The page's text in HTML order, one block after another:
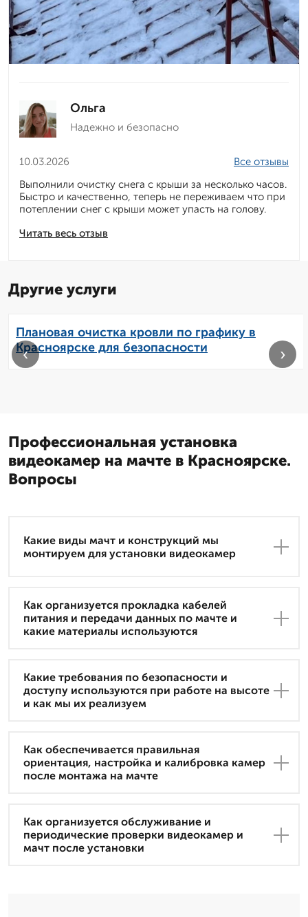
Ольга
Надежно и безопасно
10.03.2026
Читать весь отзыв
Все отзывы
Выполнили очистку снега с крыши за несколько часов.
Быстро и качественно, теперь не переживаем что при
потеплении снег с крыши может упасть на голову.
Другие услуги
Плановая очистка кровли по графику в
Красноярске для безопасности
‹ ›
Профессиональная установка
видеокамер на мачте в Красноярске.
Вопросы
Какие виды мачт и конструкций мы
монтируем для установки видеокамер
Как организуется прокладка кабелей
питания и передачи данных по мачте и
какие материалы используются
Какие требования по безопасности и
доступу используются при работе на высоте
и как мы их реализуем
Как обеспечивается правильная
ориентация, настройка и калибровка камер
после монтажа на мачте
Как организуется обслуживание и
периодические проверки видеокамер и
мачт после установки